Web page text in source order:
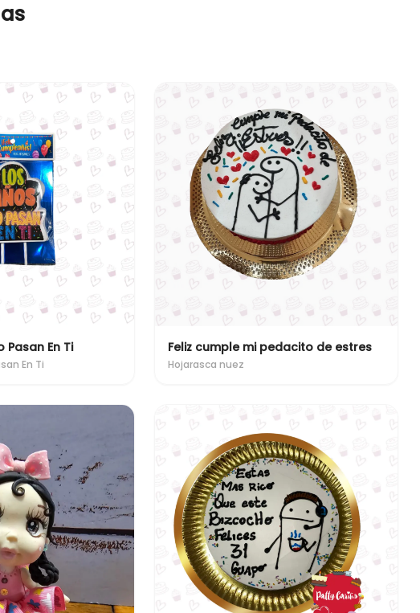
Pasan En Ti
En Ti
Feliz cumple mi pedacito de estres
Hojarasca nuez